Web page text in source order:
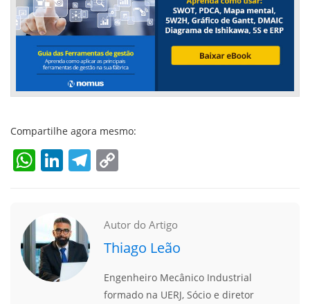
Compartilhe agora mesmo:
WhatsApp
LinkedIn
Telegram
Autor do Artigo
Thiago Leão
Engenheiro Mecânico Industrial
formado na UERJ, Sócio e diretor